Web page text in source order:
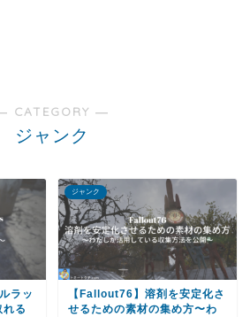
CATEGORY ―
ジャンク
ラッ
れる
ジャンク
【Fallout76】溶剤を安定化さ
せるための素材の集め方〜わ